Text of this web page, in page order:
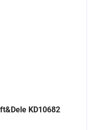
KD10682